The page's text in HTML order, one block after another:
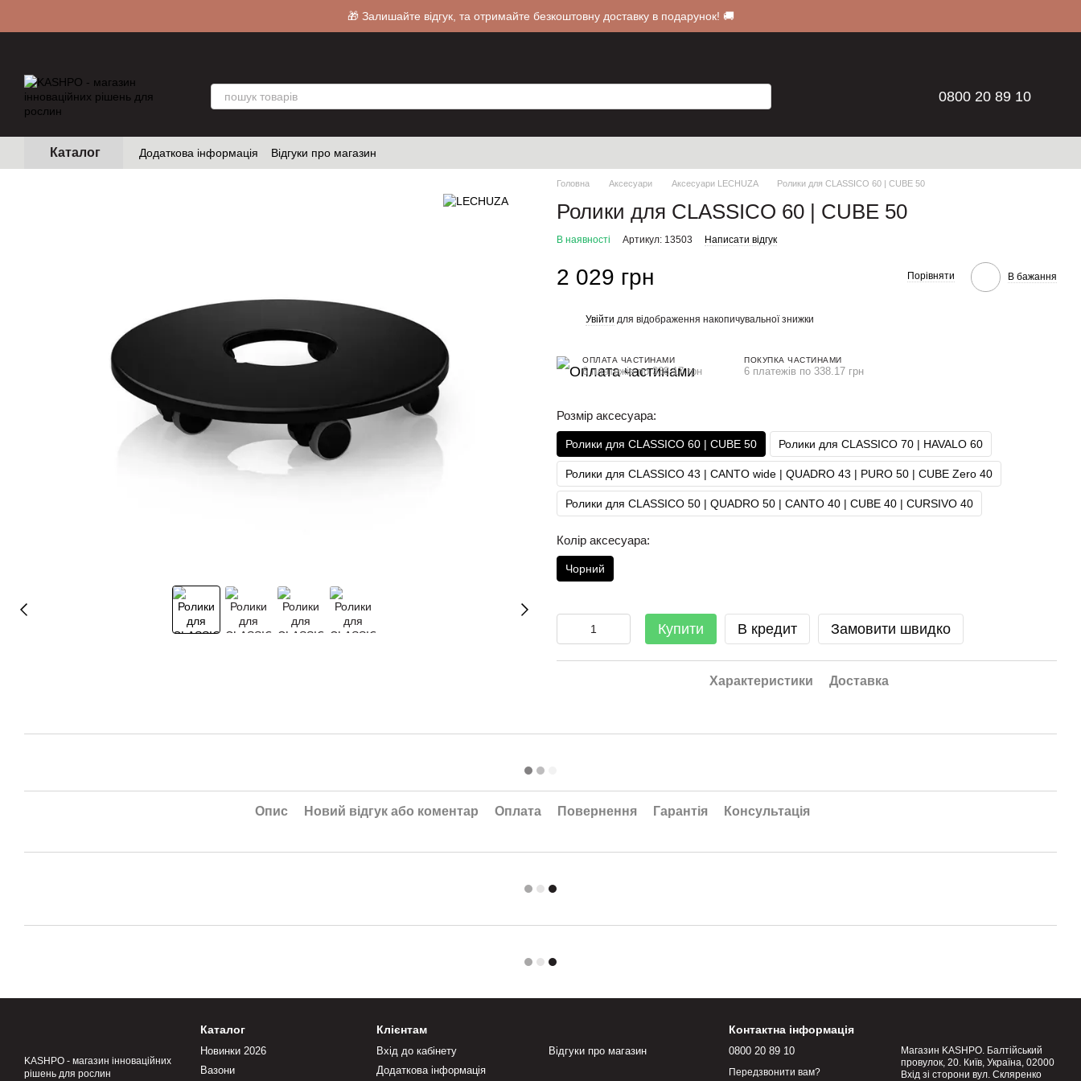
🎁 Залишайте відгук, та отримайте безкоштовну доставку в подарунок! 🚚
0800 20 89 10
Каталог Додаткова інформація Відгуки про магазин
Головна Аксесуари Аксесуари LECHUZA Ролики для CLASSICO 60 | CUBE 50
Ролики для CLASSICO 60 | CUBE 50
В наявності Артикул: 13503 Написати відгук
2 029 грн Порівняти В бажання
Увійти для відображення накопичувальної знижки
ОПЛАТА ЧАСТИНАМИ
6 платежів по 338.17 грн
ПОКУПКА ЧАСТИНАМИ
6 платежів по 338.17 грн
Розмір аксесуара:
Ролики для CLASSICO 60 | CUBE 50 Ролики для CLASSICO 70 | HAVALO 60
Ролики для CLASSICO 43 | CANTO wide | QUADRO 43 | PURO 50 | CUBE Zero 40
Ролики для CLASSICO 50 | QUADRO 50 | CANTO 40 | CUBE 40 | CURSIVO 40
Колір аксесуара:
Чорний
Купити В кредит Замовити швидко
Характеристики Доставка
Опис Новий відгук або коментар Оплата Повернення Гарантія Консультація
KASHPO - магазин інноваційних
рішень для рослин
Каталог
Новинки 2026
Вазони
Клієнтам
Вхід до кабінету
Додаткова інформація
Відгуки про магазин
Контактна інформація
0800 20 89 10
Передзвонити вам?
Магазин KASHPO. Балтійський
провулок, 20. Київ, Україна, 02000
Вхід зі сторони вул. Скляренко